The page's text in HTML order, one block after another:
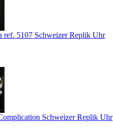
ref. 5107 Schweizer Replik Uhr
Schweizer Replik Uhr